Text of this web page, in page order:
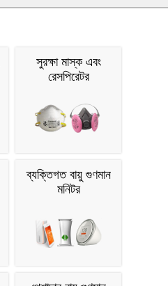
সুরক্ষা মাস্ক এবং
রেসপিরেটর
ব্যক্তিগত বায়ু গুণমান
মনিটর